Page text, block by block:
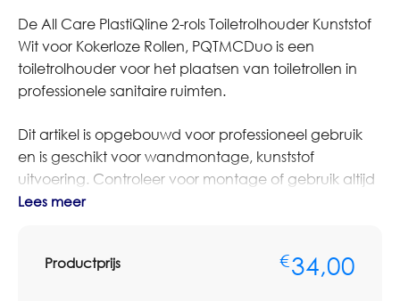
De All Care PlastiQline 2-rols Toiletrolhouder Kunststof
Wit voor Kokerloze Rollen, PQTMCDuo is een
toiletrolhouder voor het plaatsen van toiletrollen in
professionele sanitaire ruimten.
Dit artikel is opgebouwd voor professioneel gebruik
en is geschikt voor wandmontage, kunststof
uitvoering. Controleer voor montage of gebruik altijd
de afmetingen, vulling en aansluiting op het
Bestelt u dit artikel in grotere aantallen of op basis van
Lees meer
Productprijs €34,00